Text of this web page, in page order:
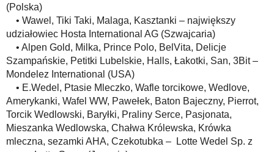
(Polska)
• Wawel, Tiki Taki, Malaga, Kasztanki – największy
udziałowiec Hosta International AG (Szwajcaria)
• Alpen Gold, Milka, Prince Polo, BelVita, Delicje
Szampańskie, Petitki Lubelskie, Halls, Łakotki, San, 3Bit –
Mondelez International (USA)
• E.Wedel, Ptasie Mleczko, Wafle torcikowe, Wedlove,
Amerykanki, Wafel WW, Pawełek, Baton Bajeczny, Pierrot,
Torcik Wedlowski, Baryłki, Praliny Serce, Pasjonata,
Mieszanka Wedlowska, Chałwa Królewska, Krówka
mleczna, sezamki AHA, Czekotubka – Lotte Wedel Sp. z